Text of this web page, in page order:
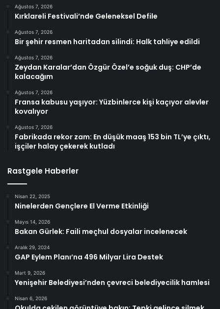
Ağustos 7, 2026
Kırklareli Festivali’nde Geleneksel Defile
Ağustos 7, 2026
Bir şehir resmen haritadan silindi: Halk tahliye edildi
Ağustos 7, 2026
Zeydan Karalar’dan Özgür Özel’e soğuk duş: CHP’de
kalacağım
Ağustos 7, 2026
Fransa kabusu yaşıyor: Yüzbinlerce kişi kaçıyor alevler
kovalıyor
Ağustos 7, 2026
Fabrikada rekor zam: En düşük maaş 153 bin TL’ye çıktı,
işçiler halay çekerek kutladı
Rastgele Haberler
Nisan 22, 2025
Ninelerden Gençlere El Verme Etkinliği
Mayıs 14, 2026
Bakan Gürlek: Faili meçhul dosyalar incelenecek
Aralık 29, 2024
GAP Eylem Planı’na 496 Milyar Lira Destek
Mart 9, 2026
Yenişehir Belediyesi’nden çevreci belediyecilik hamlesi
Nisan 6, 2026